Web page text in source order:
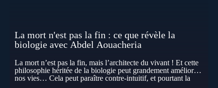
La mort n'est pas la fin : ce que révèle la
biologie avec Abdel Aouacheria
La mort n’est pas la fin, mais l’architecte du vivant ! Et cette
philosophie héritée de la biologie peut grandement améliorer
nos vies… Cela peut paraître contre-intuitif, et pourtant la